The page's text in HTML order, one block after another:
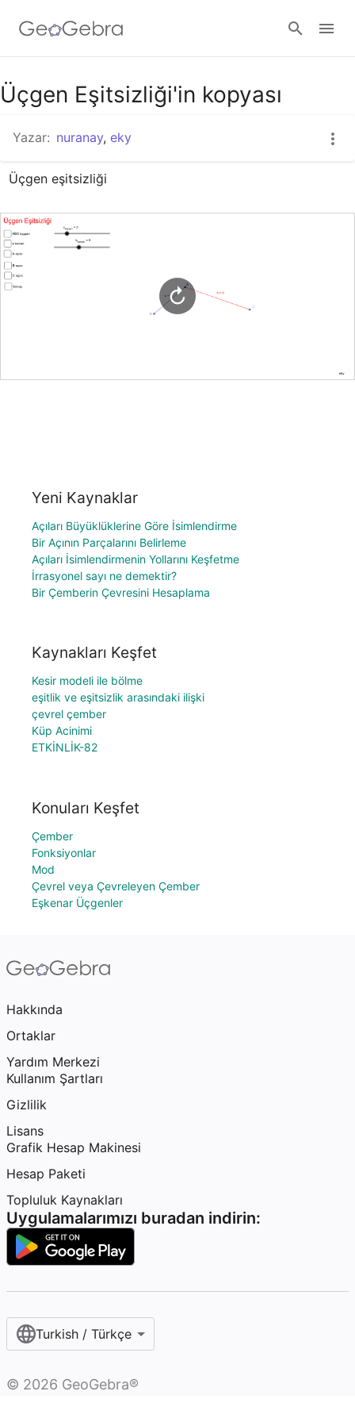
Google Classroom
GeoGebra Ders
Üçgen Eşitsizliği'in kopyası
Yazar: nuranay, eky
Üçgen eşitsizliği
Yeni Kaynaklar
Açıları Büyüklüklerine Göre İsimlendirme
Bir Açının Parçalarını Belirleme
Açıları İsimlendirmenin Yollarını Keşfetme
İrrasyonel sayı ne demektir?
Bir Çemberin Çevresini Hesaplama
Kaynakları Keşfet
Kesir modeli ile bölme
eşitlik ve eşitsizlik arasındaki ilişki
çevrel çember
Küp Acinimi
ETKİNLİK-82
Konuları Keşfet
Çember
Fonksiyonlar
Mod
Çevrel veya Çevreleyen Çember
Eşkenar Üçgenler
Hakkında
Ortaklar
Yardım Merkezi
Kullanım Şartları
Gizlilik
Lisans
Grafik Hesap Makinesi
Hesap Paketi
Topluluk Kaynakları
Uygulamalarımızı buradan indirin:
Turkish / Türkçe‎
© 2026 GeoGebra®